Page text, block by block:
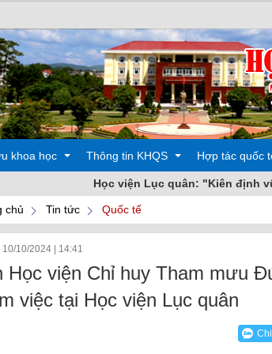
khoa học Thông tin KHQS
Các hoạt động
Hợp tác quốc
Đào tạo
Học viện Lục quân: "Kiên định vững vàng
chủ Tin tức Quốc tế
10/2024| 14:41
Học viện Chỉ huy Tham mưu
việc tại Học viện Lục quân